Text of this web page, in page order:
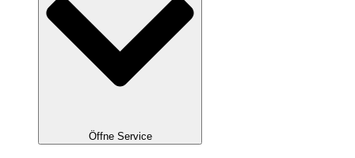
Öffne Service